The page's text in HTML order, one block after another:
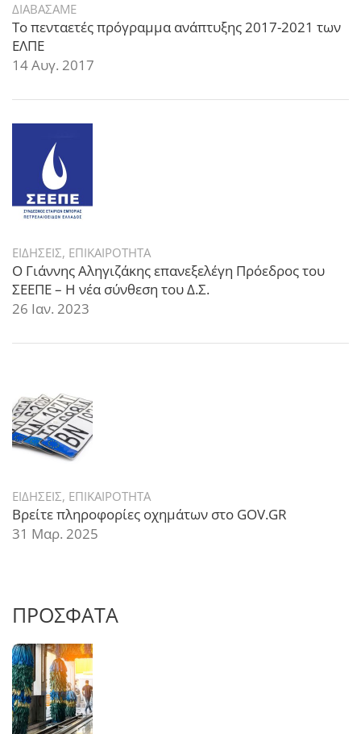
ΔΙΑΒΑΣΑΜΕ
Το πενταετές πρόγραμμα ανάπτυξης 2017-2021 των
ΕΛΠΕ
14 Αυγ. 2017
ΕΙΔΗΣΕΙΣ, ΕΠΙΚΑΙΡΟΤΗΤΑ
Ο Γιάννης Αληγιζάκης επανεξελέγη Πρόεδρος του
ΣΕΕΠΕ – Η νέα σύνθεση του Δ.Σ.
26 Ιαν. 2023
ΕΙΔΗΣΕΙΣ, ΕΠΙΚΑΙΡΟΤΗΤΑ
Βρείτε πληροφορίες οχημάτων στο GOV.GR
31 Μαρ. 2025
ΠΡΟΣΦΑΤΑ